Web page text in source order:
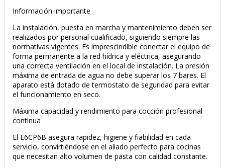
PRODUCTO AÑADIDO AL CARRITO
Información importante
La instalación, puesta en marcha y mantenimiento deben ser
realizados por personal cualificado, siguiendo siempre las
normativas vigentes. Es imprescindible conectar el equipo de
forma permanente a la red hídrica y eléctrica, asegurando
una correcta ventilación en el local de instalación. La presión
máxima de entrada de agua no debe superar los 7 bares. El
aparato está dotado de termostato de seguridad para evitar
el funcionamiento en seco.
Máxima capacidad y rendimiento para cocción profesional
continua
El E6CP6B asegura rapidez, higiene y fiabilidad en cada
servicio, convirtiéndose en el aliado perfecto para cocinas
que necesitan alto volumen de pasta con calidad constante.